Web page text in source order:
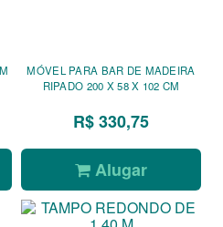
MÓVEL PARA BAR DE MADEIRA
RIPADO 200 X 58 X 102 CM
R$ 330,75
Alugar